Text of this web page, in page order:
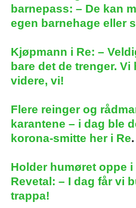
barnepass: – De kan
egen barnehage eller
Kjøpmann i Re: –
bare det de trenger.
videre, vi!
Flere reinger og
karantene – i dag ble
korona-smitte her i Re.
Holder humøret oppe
Revetal: – I dag får vi
trappa!